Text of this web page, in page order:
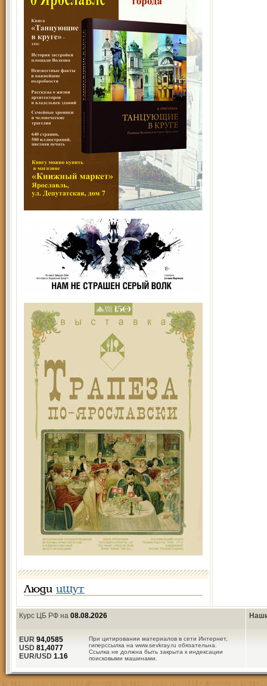
Люди ищут
Курс ЦБ РФ на 08.08.2026
При цитировании материалов в сети Интернет,
гиперссылка на www.sevkray.ru обязательна.
Ссылка не должна быть закрыта к индексации
поисковыми машинами.
EUR 94,0585
USD 81,4077
EUR/USD 1.16